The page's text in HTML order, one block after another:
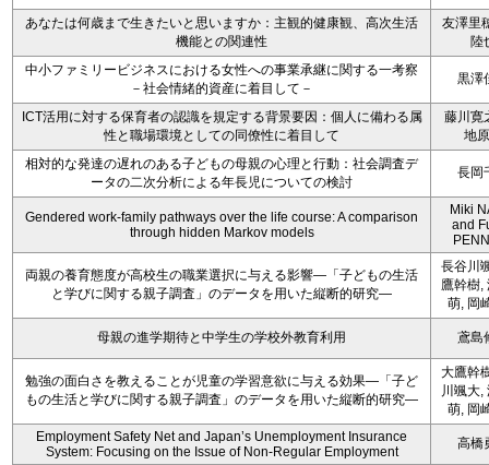
あなたは何歳まで生きたいと思いますか：主観的健康観、高次生活
機能との関連性
友澤里
陸
中小ファミリービジネスにおける女性への事業承継に関する一考察
－社会情緒的資産に着目して－
黒澤
ICT活用に対する保育者の認識を規定する背景要因：個人に備わる属
性と職場環境としての同僚性に着目して
藤川寛
地
相対的な発達の遅れのある子どもの母親の心理と行動：社会調査デ
ータの二次分析による年長児についての検討
長岡
Gendered work-family pathways over the life course: A comparison
through hidden Markov models
Miki
and
両親の養育態度が高校生の職業選択に与える影響―「子どもの生活
と学びに関する親子調査」のデータを用いた縦断的研究―
長谷川
鷹幹樹,
萌, 岡
母親の進学期待と中学生の学校外教育利用 鳶島
勉強の面白さを教えることが児童の学習意欲に与える効果―「子ど
もの生活と学びに関する親子調査」のデータを用いた縦断的研究―
大鷹幹
川颯大,
萌, 岡
Employment Safety Net and Japan’s Unemployment Insurance
System: Focusing on the Issue of Non-Regular Employment
高橋